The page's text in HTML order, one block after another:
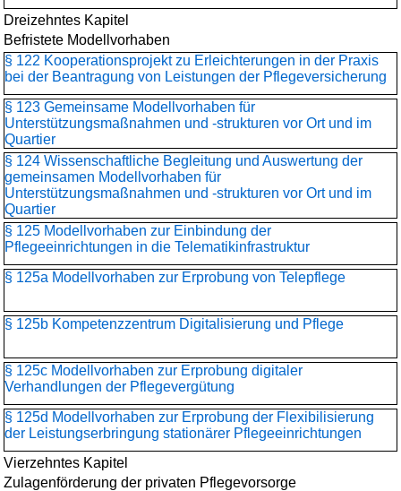
Dreizehntes Kapitel
Befristete Modellvorhaben
§ 122 Kooperationsprojekt zu Erleichterungen in der Praxis
bei der Beantragung von Leistungen der Pflegeversicherung
§ 123 Gemeinsame Modellvorhaben für
Unterstützungsmaßnahmen und -strukturen vor Ort und im
Quartier
§ 124 Wissenschaftliche Begleitung und Auswertung der
gemeinsamen Modellvorhaben für
Unterstützungsmaßnahmen und -strukturen vor Ort und im
Quartier
§ 125 Modellvorhaben zur Einbindung der
Pflegeeinrichtungen in die Telematikinfrastruktur
§ 125a Modellvorhaben zur Erprobung von Telepflege
§ 125b Kompetenzzentrum Digitalisierung und Pflege
§ 125c Modellvorhaben zur Erprobung digitaler
Verhandlungen der Pflegevergütung
§ 125d Modellvorhaben zur Erprobung der Flexibilisierung
der Leistungserbringung stationärer Pflegeeinrichtungen
Vierzehntes Kapitel
Zulagenförderung der privaten Pflegevorsorge